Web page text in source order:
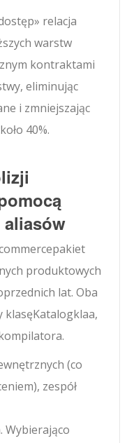
relacja
warstw
kontraktami
eliminując
i zmniejszając
40%.
pakiet
produktowych
lat. Oba
klasęKatalogklaa,
(co
zespół
Wybierająco